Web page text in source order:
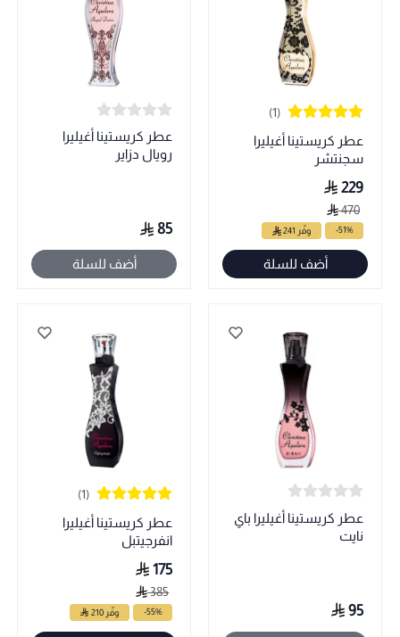
(1)
عطر كريستينا أغيليرا
سجنتشر
229
470
-51% وفّر 241
أضف للسلة
عطر كريستينا أغيليرا
رويال دزاير
85
أضف للسلة
عطر كريستينا أغيليرا باي
نايت
95
(1)
عطر كريستينا أغيليرا
انفرجيتبل
175
385
-55% وفّر 210